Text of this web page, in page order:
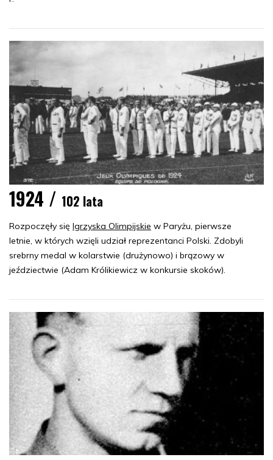
1924 / 102 lata
Rozpoczęły się Igrzyska Olimpijskie w Paryżu, pierwsze
letnie, w których wzięli udział reprezentanci Polski. Zdobyli
srebrny medal w kolarstwie (drużynowo) i brązowy w
jeździectwie (Adam Królikiewicz w konkursie skoków).